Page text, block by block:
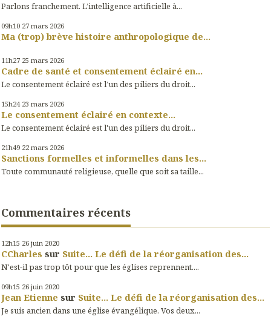
Parlons franchement. L’intelligence artificielle à...
09h10 27 mars 2026
Ma (trop) brève histoire anthropologique de...
11h27 25 mars 2026
Cadre de santé et consentement éclairé en...
Le consentement éclairé est l’un des piliers du droit...
15h24 23 mars 2026
Le consentement éclairé en contexte...
Le consentement éclairé est l'un des piliers du droit...
21h49 22 mars 2026
Sanctions formelles et informelles dans les...
Toute communauté religieuse, quelle que soit sa taille...
Commentaires récents
12h15 26 juin 2020
CCharles sur Suite... Le défi de la réorganisation des...
N'est-il pas trop tôt pour que les églises reprennent....
09h15 26 juin 2020
Jean Etienne sur Suite... Le défi de la réorganisation des...
Je suis ancien dans une église évangélique. Vos deux...